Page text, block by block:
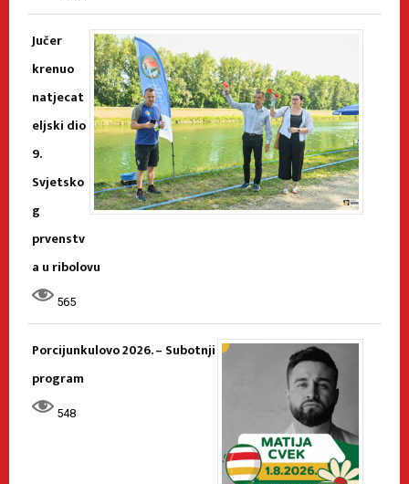
Jučer
krenuo
natjecat
eljski dio
9.
Svjetsko
g
prvenstv
a u ribolovu
565
Porcijunkulovo 2026. – Subotnji
program
548